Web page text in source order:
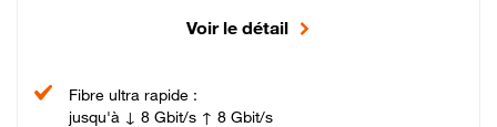
Voir le détail
Fibre ultra rapide :
jusqu'à ↓ 8 Gbit/s ↑ 8 Gbit/s